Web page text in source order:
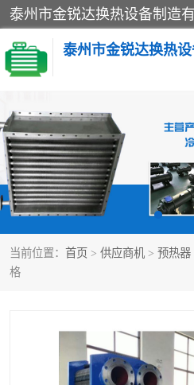
当前位置： 首页 > 供应商机 > 预热器
格
冷却器
散热器
热交换器